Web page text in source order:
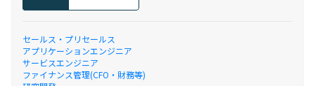
セールス・プリセールス
アプリケーションエンジニア
サービスエンジニア
ファイナンス管理(CFO・財務等)